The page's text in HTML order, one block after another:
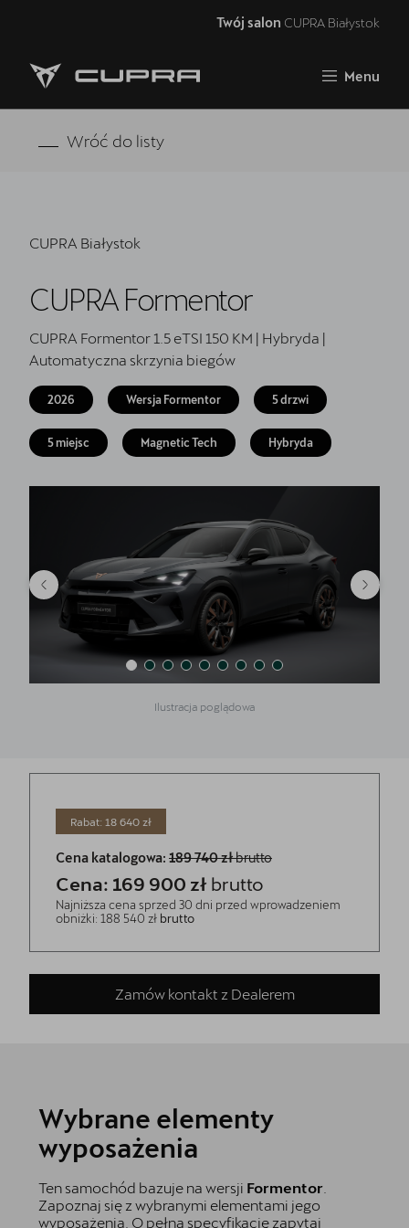
Twój salon CUPRA Białystok
Menu
Strona główna
Oferta i aktualności
5 lat gwarancji
Finansowanie
Serwis
Oryginalne części zamienne
Akcesoria CUPRA
Jazda próbna CUPRĄ
Kontakt
Wróć do listy
CUPRA Białystok
CUPRA Formentor
CUPRA Formentor 1.5 eTSI 150 KM | Hybryda |
Automatyczna skrzynia biegów
2026 Wersja Formentor 5 drzwi
5 miejsc Magnetic Tech Hybryda
Ilustracja poglądowa
Rabat: 18 640 zł
Cena katalogowa: 189 740 złbrutto
Cena: 169 900 zł brutto
Najniższa cena sprzed 30 dni przed wprowadzeniem
obniżki: 188 540 zł brutto
Zamów kontakt z Dealerem
Wybrane elementy
wyposażenia
Ten samochód bazuje na wersji Formentor
Zapoznaj się z wybranymi elementami jego
wyposażenia. O pełną specyfikację zapytaj